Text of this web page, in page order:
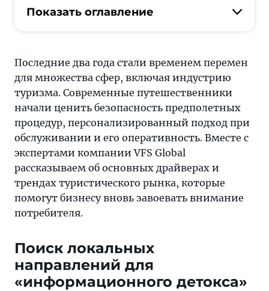
начали
процедур,
персонализированный
подход
обслуживании
оперативность
Показать оглавление
Последние два года стали временем перемен
для множества сфер, включая индустрию
туризма. Современные путешественники
начали ценить безопасность предполетных
процедур, персонализированный подход при
обслуживании и его оперативность. Вместе с
экспертами компании VFS Global
рассказываем об основных драйверах и
трендах туристического рынка, которые
помогут бизнесу вновь завоевать внимание
потребителя.
Поиск локальных
направлений для
«информационного детокса»